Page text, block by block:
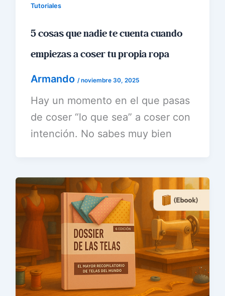
Tutoriales
5 cosas que nadie te cuenta cuando
empiezas a coser tu propia ropa
Armando /noviembre 30, 2025
Hay un momento en el que pasas
de coser “lo que sea” a coser con
intención. No sabes muy bien